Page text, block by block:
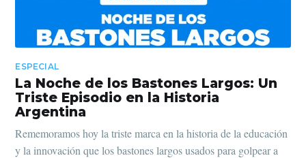
ESPECIAL
La Noche de los Bastones Largos: Un
Triste Episodio en la Historia
Argentina
Rememoramos hoy la triste marca en la historia de la educación
y la innovación que los bastones largos usados para golpear a